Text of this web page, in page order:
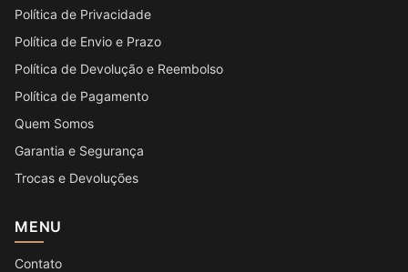
Política de Privacidade
Política de Envio e Prazo
Política de Devolução e Reembolso
Política de Pagamento
Quem Somos
Garantia e Segurança
Trocas e Devoluções
MENU
Contato